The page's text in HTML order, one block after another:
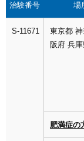
治験番号 場
S-11671 東京都
阪府 兵
肥満症の